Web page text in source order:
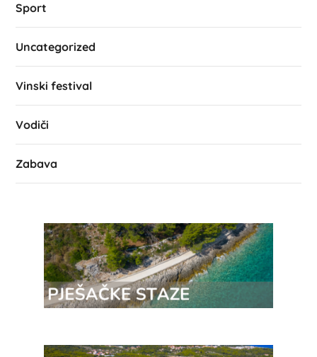
Sport
Uncategorized
Vinski festival
Vodiči
Zabava